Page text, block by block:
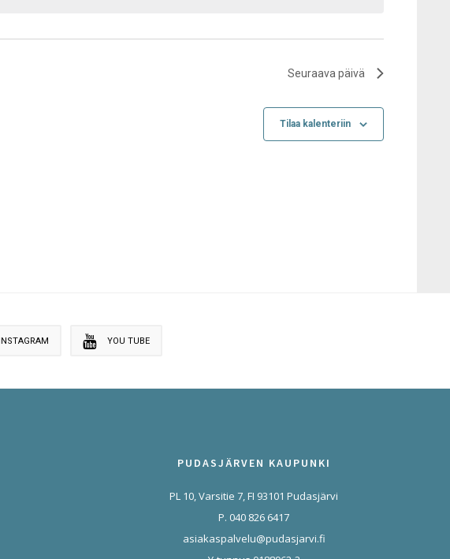
Seuraava päivä
Tilaa kalenteriin
INSTAGRAM YOU TUBE
PUDASJÄRVEN KAUPUNKI
PL 10, Varsitie 7, FI 93101 Pudasjärvi
P. 040 826 6417
asiakaspalvelu@pudasjarvi.fi